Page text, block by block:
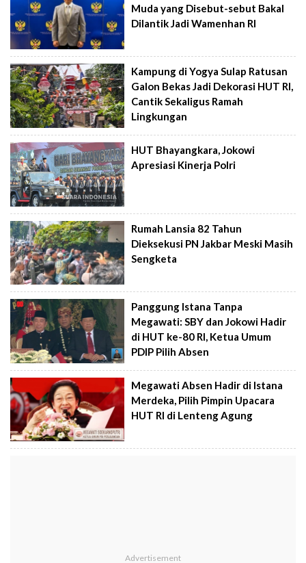
Muda yang Disebut-sebut Bakal
Dilantik Jadi Wamenhan RI
Kampung di Yogya Sulap Ratusan
Galon Bekas Jadi Dekorasi HUT RI,
Cantik Sekaligus Ramah
Lingkungan
HUT Bhayangkara, Jokowi
Apresiasi Kinerja Polri
Rumah Lansia 82 Tahun
Dieksekusi PN Jakbar Meski Masih
Sengketa
Panggung Istana Tanpa
Megawati: SBY dan Jokowi Hadir
di HUT ke-80 RI, Ketua Umum
PDIP Pilih Absen
Megawati Absen Hadir di Istana
Merdeka, Pilih Pimpin Upacara
HUT RI di Lenteng Agung